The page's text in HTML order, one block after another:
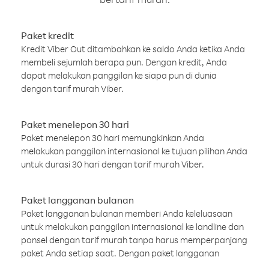
Paket kredit
Kredit Viber Out ditambahkan ke saldo Anda ketika Anda
membeli sejumlah berapa pun. Dengan kredit, Anda
dapat melakukan panggilan ke siapa pun di dunia
dengan tarif murah Viber.
Paket menelepon 30 hari
Paket menelepon 30 hari memungkinkan Anda
melakukan panggilan internasional ke tujuan pilihan Anda
untuk durasi 30 hari dengan tarif murah Viber.
Paket langganan bulanan
Paket langganan bulanan memberi Anda keleluasaan
untuk melakukan panggilan internasional ke landline dan
ponsel dengan tarif murah tanpa harus memperpanjang
paket Anda setiap saat. Dengan paket langganan